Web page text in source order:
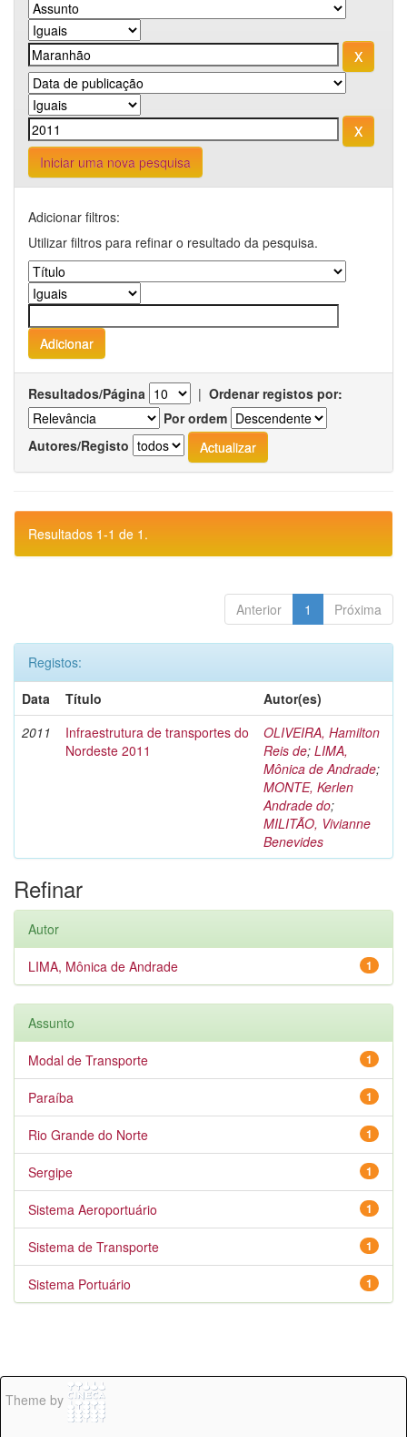
Iniciar uma nova pesquisa
Adicionar filtros:
Utilizar filtros para refinar o resultado da pesquisa.
Resultados/Página | Ordenar registos por:
Por ordem
Autores/Registo
Resultados 1-1 de 1.
Anterior 1 Próxima
Registos:
Data
Título
Autor(es)
2011
Infraestrutura de transportes do
Nordeste 2011
OLIVEIRA, Hamilton
Reis de; LIMA,
Mônica de Andrade;
MONTE, Kerlen
Andrade do;
MILITÃO, Vivianne
Benevides
Refinar
Autor
1
LIMA, Mônica de Andrade
Assunto
1
Modal de Transporte
1
Paraíba
1
Rio Grande do Norte
1
Sergipe
1
Sistema Aeroportuário
1
Sistema de Transporte
1
Sistema Portuário
Theme by